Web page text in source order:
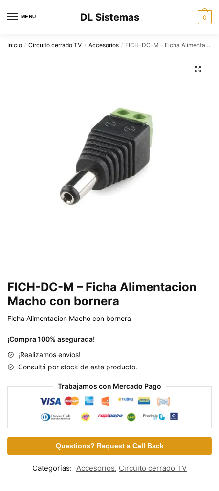
MENU DL Sistemas 0
Inicio / Circuito cerrado TV / Accesorios / FICH-DC-M – Ficha Alimentacion Macho con bornera
FICH-DC-M – Ficha Alimentacion
Macho con bornera
Ficha Alimentacion Macho con bornera
¡Compra 100% asegurada!
¡Realizamos envíos!
Consultá por stock de este producto.
Trabajamos con Mercado Pago
Questions? Request a Call Back
Categorías: Accesorios, Circuito cerrado TV